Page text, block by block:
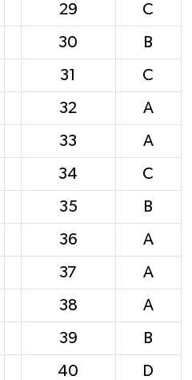
29 C
30 B
31 C
32 A
33 A
34 C
35 B
36 A
37 A
38 A
39 B
40 D